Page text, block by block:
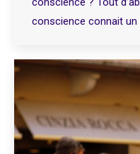
conscience connait